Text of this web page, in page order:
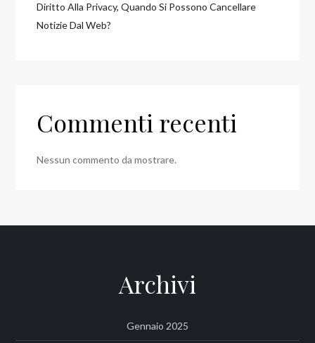
Diritto Alla Privacy, Quando Si Possono Cancellare
Notizie Dal Web?
Commenti recenti
Nessun commento da mostrare.
Archivi
Gennaio 2025